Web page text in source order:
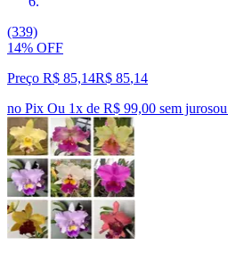
(339)
14% OFF
Preço R$ 85,14R$ 85,14
no Pix Ou 1x de R$ 99,00 sem jurosou